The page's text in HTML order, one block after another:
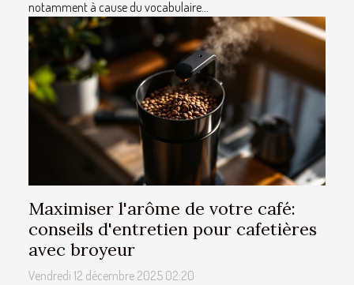
notamment à cause du vocabulaire...
Maximiser l'arôme de votre café:
conseils d'entretien pour cafetières
avec broyeur
Vendredi 12 décembre 2025 02:20